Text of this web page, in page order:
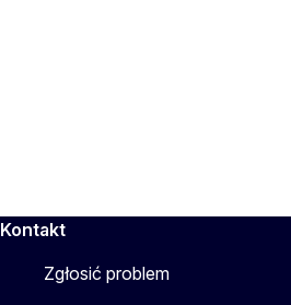
Kontakt
Zgłosić problem